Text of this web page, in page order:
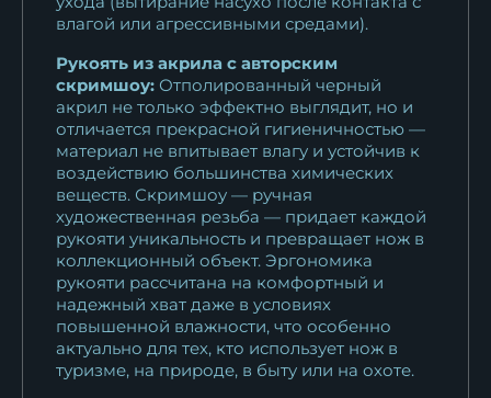
влагой или агрессивными средами).
Рукоять из акрила с авторским
скримшоу: Отполированный черный
акрил не только эффектно выглядит, но и
отличается прекрасной гигиеничностью —
материал не впитывает влагу и устойчив к
воздействию большинства химических
веществ. Скримшоу — ручная
художественная резьба — придает каждой
рукояти уникальность и превращает нож в
коллекционный объект. Эргономика
рукояти рассчитана на комфортный и
надежный хват даже в условиях
повышенной влажности, что особенно
актуально для тех, кто использует нож в
туризме, на природе, в быту или на охоте.